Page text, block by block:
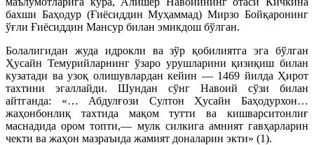
бахши Баҳодур (Ғиёсиддин Муҳаммад) Мирзо Бойқаронинг
ўғли Ғиёсиддин Мансур билан эмикдош бўлган.
Болалигидан жуда идрокли ва зўр қобилиятга эга бўлган
Ҳусайн Темурийларнинг ўзаро урушларини қизиқиш билан
кузатади ва узоқ олишувлардан кейин — 1469 йилда Ҳирот
тахтини эгаллайди. Шундан сўнг Навоий сўзи билан
айтганда: «… Абдулғози Султон Ҳусайн Баҳодурхон…
жаҳонбонлиқ тахтида мақом тутти ва кишварситонлиғ
маснадида ором топти,— мулк силкига амният гавҳарларин
чекти ва жаҳон мазраъида жамият доналарин экти» (1).